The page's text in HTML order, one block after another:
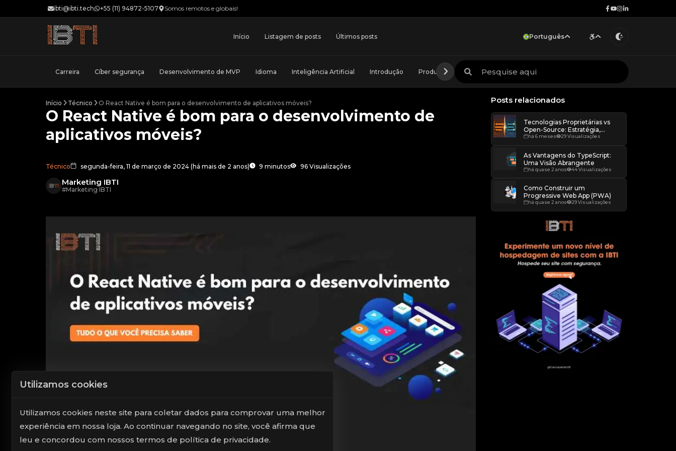
Utilizamos cookies
Utilizamos cookies neste site para coletar dados para comprovar uma melhor
experiência em nossa loja. Ao continuar navegando no site, você afirma que
leu e concordou com nossos termos de política de privacidade.
ibti@ibti.tech +55 (11) 94872-5107 Somos remotos e globais!
Início Listagem de posts Últimos posts Português
Inglês
Restore default scale
Carreira Cíber segurança Desenvolvimento de MVP Idioma Inteligência Artificial Introdução Produtos Serviços Técnico
Início Técnico O React Native é bom para o desenvolvimento de aplicativos móveis?
O React Native é bom para o desenvolvimento de
aplicativos móveis?
Técnico segunda-feira, 11 de março de 2024(há mais de 2 anos) 9 minutos 96 Visualizações
Marketing IBTI
#Marketing IBTI
Posts relacionados
Tecnologias Proprietárias vs
Open-Source: Estratégia,
Liberdade e Dependência
há 6 meses 29 Visualizações
As Vantagens do TypeScript:
Uma Visão Abrangente
há quase 2 anos 44 Visualizações
Como Construir um
Progressive Web App (PWA)
há quase 2 anos 29 Visualizações